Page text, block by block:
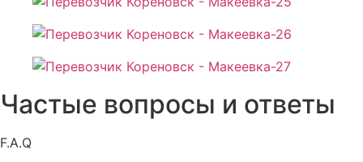
Частые вопросы и ответы
F.A.Q